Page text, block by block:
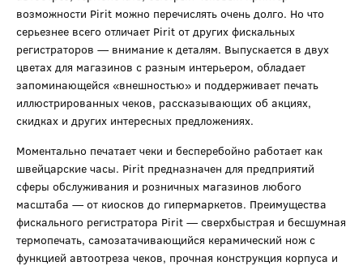
возможности Pirit можно перечислять очень долго. Но что
серьезнее всего отличает Pirit от других фискальных
регистраторов — внимание к деталям. Выпускается в двух
цветах для магазинов с разным интерьером, обладает
запоминающейся «внешностью» и поддерживает печать
иллюстрированных чеков, рассказывающих об акциях,
скидках и других интересных предложениях.
Моментально печатает чеки и бесперебойно работает как
швейцарские часы. Pirit предназначен для предприятий
сферы обслуживания и розничных магазинов любого
масштаба — от киосков до гипермаркетов. Преимущества
фискального регистратора Pirit — сверхбыстрая и бесшумная
термопечать, самозатачивающийся керамический нож с
функцией автоотреза чеков, прочная конструкция корпуса и